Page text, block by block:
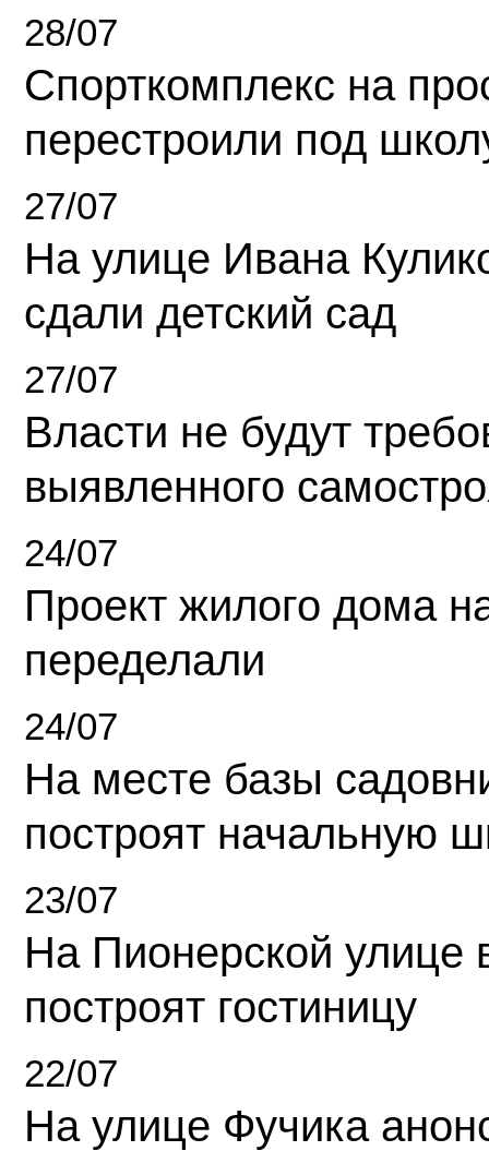
28/07
Спорткомплекс на
перестроили под
27/07
На улице Ивана
сдали детский сад
27/07
Власти не будут
выявленного
24/07
Проект жилого дома
переделали
24/07
На месте базы
построят начальную
23/07
На Пионерской улице
построят гостиницу
22/07
На улице Фучика